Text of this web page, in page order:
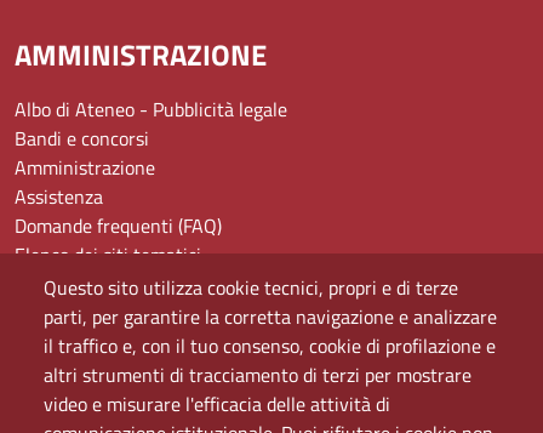
Questo sito utilizza cookie tecnici, propri e di terze
parti, per garantire la corretta navigazione e analizzare
il traffico e, con il tuo consenso, cookie di profilazione e
altri strumenti di tracciamento di terzi per mostrare
video e misurare l'efficacia delle attività di
AMMINISTRAZIONE
Albo di Ateneo - Pubblicità legale
Bandi e concorsi
Amministrazione
Assistenza
Domande frequenti (FAQ)
Elenco dei siti tematici
Mappa del sito
PEC
Rete Wi-Fi Eduroam
Servizio Proxy
Guida all’uso del portale